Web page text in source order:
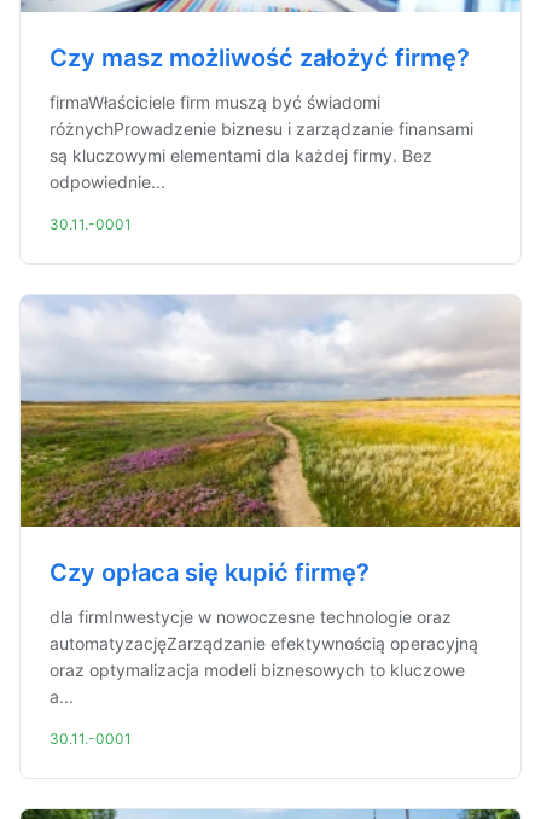
Czy masz możliwość założyć firmę?
firmaWłaściciele firm muszą być świadomi
różnychProwadzenie biznesu i zarządzanie finansami
są kluczowymi elementami dla każdej firmy. Bez
odpowiednie...
30.11.-0001
Czy opłaca się kupić firmę?
dla firmInwestycje w nowoczesne technologie oraz
automatyzacjęZarządzanie efektywnością operacyjną
oraz optymalizacja modeli biznesowych to kluczowe
a...
30.11.-0001